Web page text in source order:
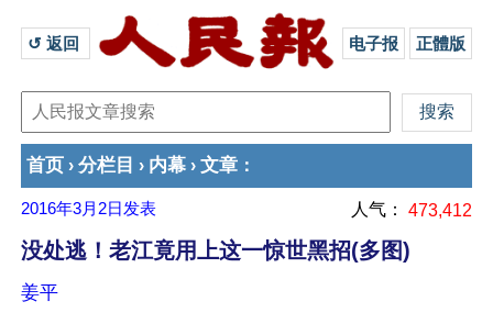
↺ 返回 电子报 正體版
首页 › 分栏目 › 内幕 › 文章 ：
2016年3月2日 发表 人气： 473,412
没处逃！老江竟用上这一惊世黑招(多图)
姜平